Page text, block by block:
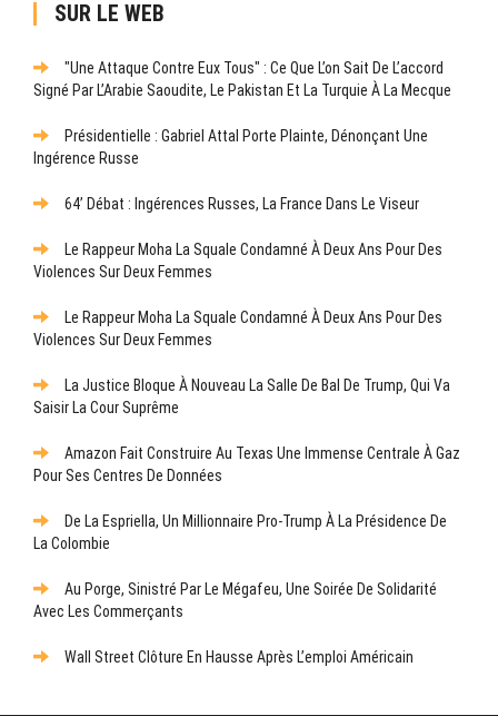
SUR LE WEB
"Une Attaque Contre Eux Tous" : Ce Que L’on Sait De L’accord
Signé Par L’Arabie Saoudite, Le Pakistan Et La Turquie À La Mecque
Présidentielle : Gabriel Attal Porte Plainte, Dénonçant Une
Ingérence Russe
64’ Débat : Ingérences Russes, La France Dans Le Viseur
Le Rappeur Moha La Squale Condamné À Deux Ans Pour Des
Violences Sur Deux Femmes
Le Rappeur Moha La Squale Condamné À Deux Ans Pour Des
Violences Sur Deux Femmes
La Justice Bloque À Nouveau La Salle De Bal De Trump, Qui Va
Saisir La Cour Suprême
Amazon Fait Construire Au Texas Une Immense Centrale À Gaz
Pour Ses Centres De Données
De La Espriella, Un Millionnaire Pro-Trump À La Présidence De
La Colombie
Au Porge, Sinistré Par Le Mégafeu, Une Soirée De Solidarité
Avec Les Commerçants
Wall Street Clôture En Hausse Après L’emploi Américain